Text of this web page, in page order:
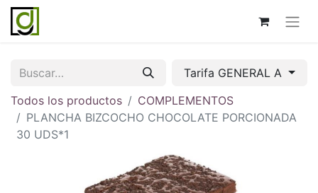
Tarifa GENERAL A
Todos los productos
COMPLEMENTOS
PLANCHA BIZCOCHO CHOCOLATE PORCIONADA
30 UDS*1